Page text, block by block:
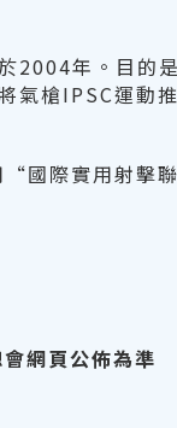
年。目的
氣槍IPSC運動
“國際實用射擊
網頁公佈為準